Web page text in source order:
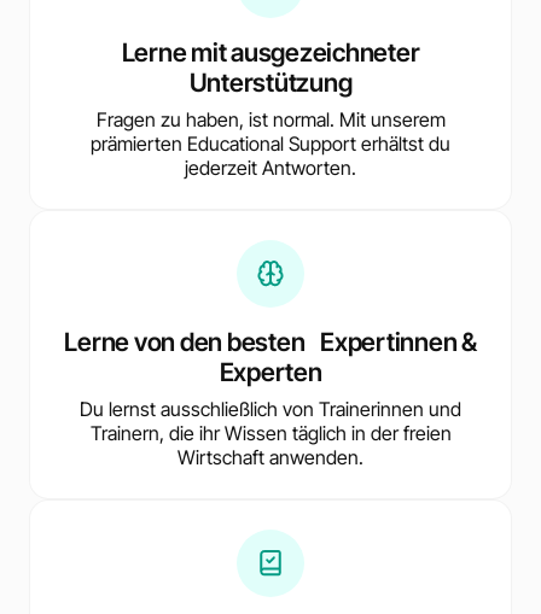
Lerne mit ausgezeichneter
Unterstützung
Fragen zu haben, ist normal. Mit unserem
prämierten Educational Support erhältst du
jederzeit Antworten.
Lerne von den besten Expertinnen &
Experten
Du lernst ausschließlich von Trainerinnen und
Trainern, die ihr Wissen täglich in der freien
Wirtschaft anwenden.